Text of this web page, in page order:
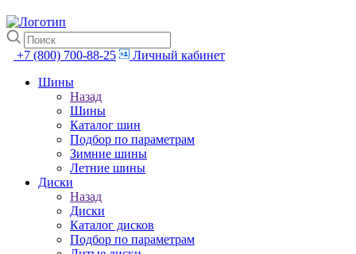
+7 (800) 700-88-25
Личный кабинет
Шины
Назад
Шины
Каталог шин
Подбор по параметрам
Зимние шины
Летние шины
Диски
Назад
Диски
Каталог дисков
Подбор по параметрам